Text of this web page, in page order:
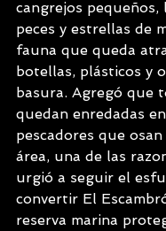
cangrejos pequeños,
peces y estrellas de
fauna que queda
botellas, plásticos y
basura. Agregó que
quedan enredadas
pescadores que
área, una de las
urgió a seguir el
convertir El
reserva marina